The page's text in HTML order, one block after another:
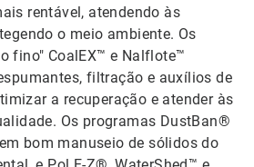
rentável, atendendo às
o meio ambiente. Os
fino" CoalEX™ e Nalflote™
filtração e auxílios de
a recuperação e atender às
Os programas DustBan®
bom manuseio de sólidos do